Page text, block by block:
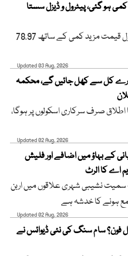
ہو گئی، پیٹرول و ڈیزل سستا
امریکی خام تیل کی فی بیرل قیمت مزید کمی کے ساتھ 78.97
Updated 03 Aug, 2026
کل سے کھل جائیں گے، محکمہ
کا اطلاق صرف سرکاری اسکولوں پر ہوگا،
Updated 02 Aug, 2026
کے بہاؤ میں اضافے اور فلیش
اے کا الرٹ
سمیت نشیبی شہری علاقوں میں اربن
ہونے کا خدشہ ہے
Updated 02 Aug, 2026
فون؟ سام سنگ کی نئی ڈیوائس نے